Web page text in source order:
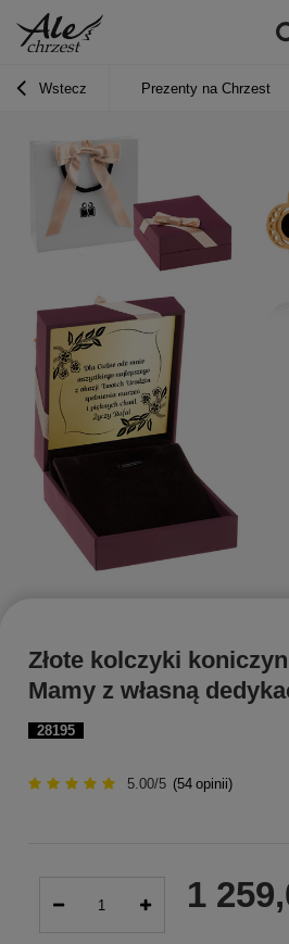
Wstecz Prezenty na Chrzest
28195
Złote kolczyki
Mamy z własną
5.00/5 (54 opinii)
1